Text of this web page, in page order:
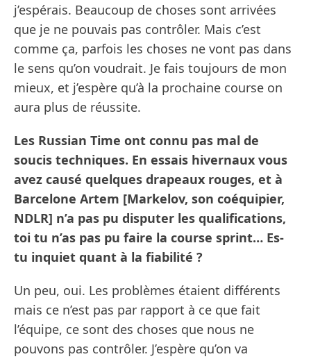
j’espérais. Beaucoup de choses sont arrivées
que je ne pouvais pas contrôler. Mais c’est
comme ça, parfois les choses ne vont pas dans
le sens qu’on voudrait. Je fais toujours de mon
mieux, et j’espère qu’à la prochaine course on
aura plus de réussite.
Les Russian Time ont connu pas mal de
soucis techniques. En essais hivernaux vous
avez causé quelques drapeaux rouges, et à
Barcelone Artem [Markelov, son coéquipier,
NDLR] n’a pas pu disputer les qualifications,
toi tu n’as pas pu faire la course sprint… Es-
tu inquiet quant à la fiabilité ?
Un peu, oui. Les problèmes étaient différents
mais ce n’est pas par rapport à ce que fait
l’équipe, ce sont des choses que nous ne
pouvons pas contrôler. J’espère qu’on va